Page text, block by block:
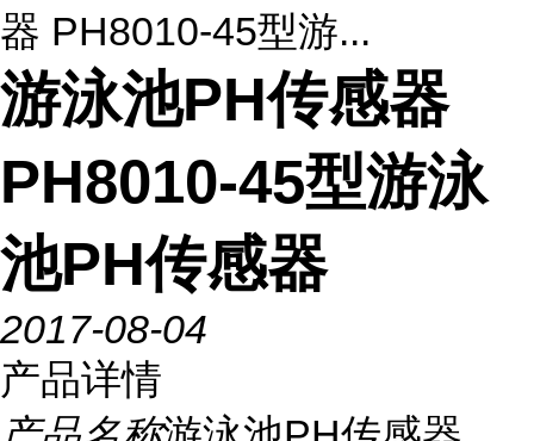
器 PH8010-45型游...
游泳池PH传感器
PH8010-45型游泳
池PH传感器
2017-08-04
产品详情